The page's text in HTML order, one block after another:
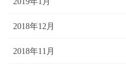
2018年12月
2018年11月